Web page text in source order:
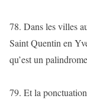
78. Dans les villes
Saint Quentin en
qu’est un
79. Et la